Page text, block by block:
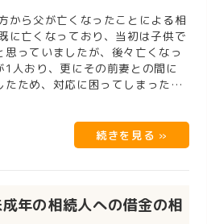
に亡くなっており、当初は子供で
っていましたが、後々亡くなっ
人おり、更にその前妻との間に
ため、対応に困ってしまったと
年の相続人への借金の相